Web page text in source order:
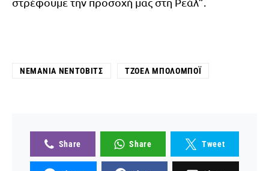
ΝΕΜΆΝΙΑ ΝΈΝΤΟΒΙΤΣ ΤΖΟΈΛ ΜΠΌΛΟΜΠΟΪ
Share Share Tweet